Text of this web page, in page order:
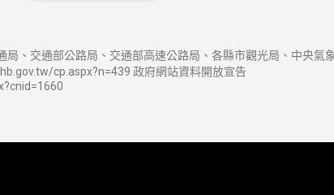
局、交通部公路局、交通部高速公路局、各縣市觀光局、中央氣
cp.aspx?n=439 政府網站資料開放宣告